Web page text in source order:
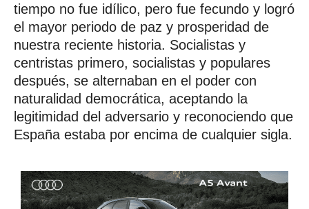
tiempo no fue idílico, pero fue fecundo y logró
el mayor periodo de paz y prosperidad de
nuestra reciente historia. Socialistas y
centristas primero, socialistas y populares
después, se alternaban en el poder con
naturalidad democrática, aceptando la
legitimidad del adversario y reconociendo que
España estaba por encima de cualquier sigla.